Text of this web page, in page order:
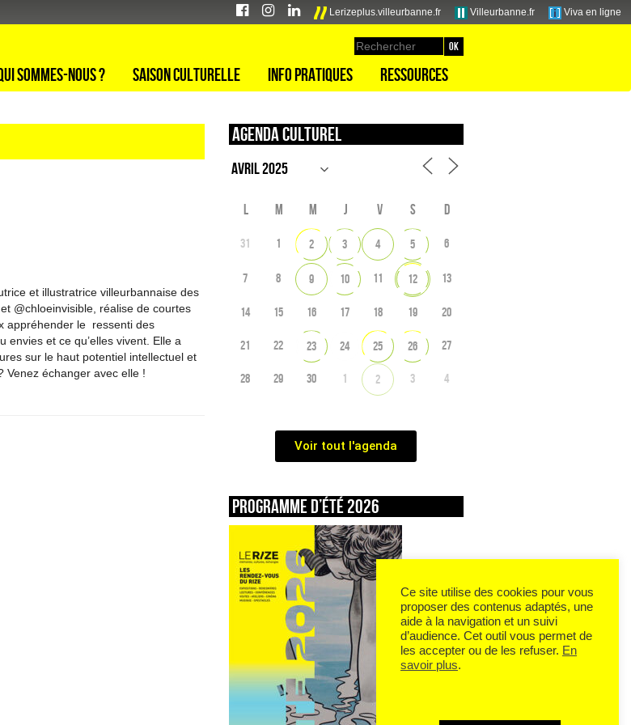
Lerizeplus.villeurbanne.fr Villeurbanne.fr Viva en ligne
sommes-nous ? Saison culturelle Info pratiques Ressources
et illustratrice villeurbannaise des
@chloeinvisible, réalise de courtes
appréhender le ressenti des
envies et ce qu’elles vivent. Elle a
sur le haut potentiel intellectuel et
Venez échanger avec elle !
Agenda culturel
L M M J V S D
31 1 2 3 4 5 6
7 8 9 10 11 12 13
14 15 16 17 18 19 20
21 22 23 24 25 26 27
28 29 30 1 2 3 4
Voir tout l'agenda
Programme d’été 2026
Ce site utilise des cookies pour vous
proposer des contenus adaptés, une
aide à la navigation et un suivi
d’audience. Cet outil vous permet de
les accepter ou de les refuser. En
savoir plus.